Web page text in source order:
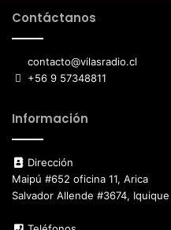
Contáctanos
contacto@vilasradio.cl
+56 9 57348811
Información
Dirección
Maipú #652 oficina 11, Arica
Salvador Allende #3674, Iquique